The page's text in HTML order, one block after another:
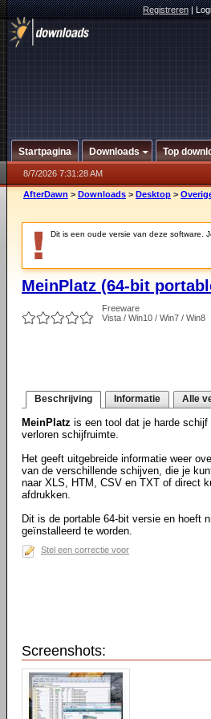
Registreren|
Startpagina Downloads Top
8/7/2026 7:31:28 AM
AfterDawn > Downloads > Desktop >
Dit is een oude versie van deze software.
MeinPlatz (64-bit
Freeware
Vista / Win10 / Win7 / Win8
Beschrijving Informatie Alle
MeinPlatz is een tool dat je harde schijf
verloren schijfruimte.
Het geeft uitgebreide informatie weer
van de verschillende schijven, die je
naar XLS, HTM, CSV en TXT of direct
afdrukken.
Dit is de portable 64-bit versie en hoeft
geïnstalleerd te worden.
Stel een correctie voor
Screenshots: